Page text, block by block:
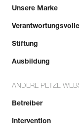
Unsere Marke
Stiftung
Ausbildung
ANDERE PETZL
Betreiber
Intervention